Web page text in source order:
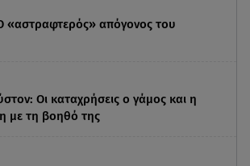
«αστραφτερός» απόγονος του
Οι καταχρήσεις ο γάμος και η
με τη βοηθό της